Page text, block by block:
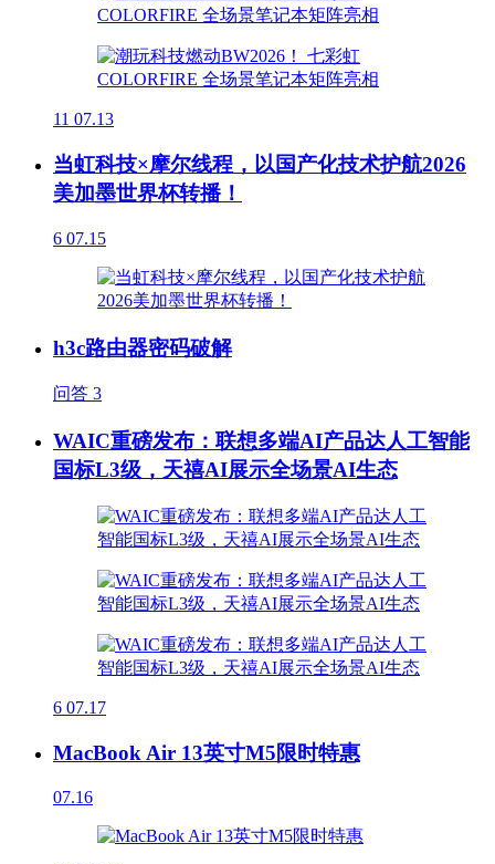
11 07.13
当虹科技×摩尔线程，以国产化技术护航2026
美加墨世界杯转播！
6 07.15
h3c路由器密码破解
问答 3
WAIC重磅发布：联想多端AI产品达人工智能
国标L3级，天禧AI展示全场景AI生态
6 07.17
MacBook Air 13英寸M5限时特惠
07.16